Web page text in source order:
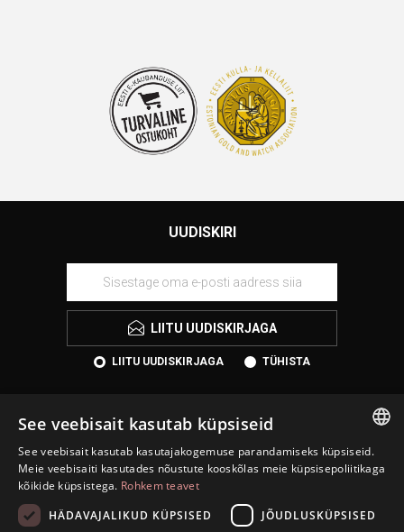
UUDISKIRI
LIITU UUDISKIRJAGA
LIITU UUDISKIRJAGA TÜHISTA
KONTAKT
ESTONIAN
See veebisait kasutab küpsiseid
See veebisait kasutab kasutajakogemuse parandamiseks küpsiseid.
Meie veebisaiti kasutades nõustute kooskõlas meie küpsisepoliitikaga
kõikide küpsistega. Rohkem teavet
HÄDAVAJALIKUD KÜPSISED
JÕUDLUSKÜPSISED